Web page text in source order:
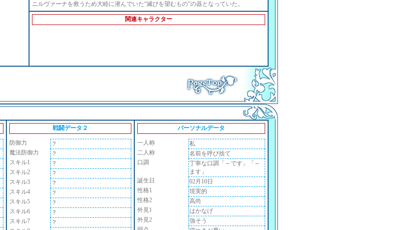
ニルヴァーナを救うため大睦に潜んでいた“滅びを望むもの”の器となっていた。
関連キャラクター
戦闘データ２
防御力
？
魔法防御力
？
スキル1
？
スキル2
？
スキル3
？
スキル4
？
スキル5
？
スキル6
？
スキル7
？
パーソナルデータ
一人称
私
二人称
名前を呼び捨て
口調
丁寧な口調「～です」「～
ます」
誕生日
02月10日
性格1
現実的
性格2
高尚
外見1
はかなげ
外見2
強そう